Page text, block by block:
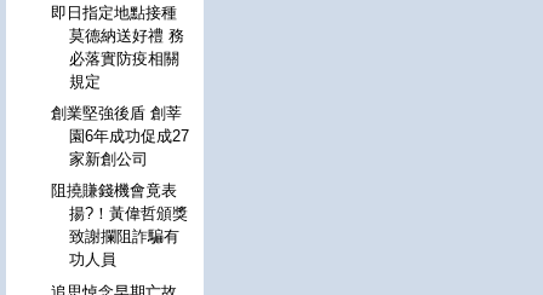
即日指定地點接種
莫德納送好禮 務
必落實防疫相關
規定
創業堅強後盾 創莘
園6年成功促成27
家新創公司
阻撓賺錢機會竟表
揚?！黃偉哲頒獎
致謝攔阻詐騙有
功人員